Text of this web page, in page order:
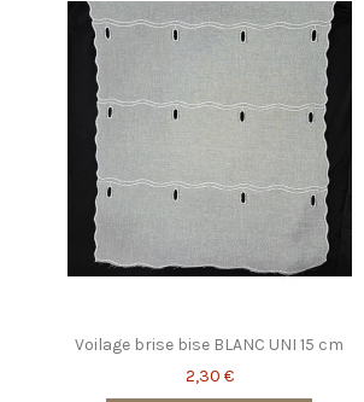
Voilage brise bise BLANC UNI 15 cm
2,30 €